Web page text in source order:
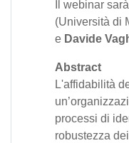
Il webinar
(Università di
e Davide
Abstract
L'affidabilità
processi di
robustezza